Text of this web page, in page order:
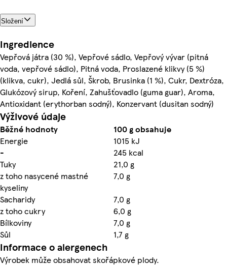
Složení
Ingredience
Vepřová játra (30 %), Vepřové sádlo, Vepřový vývar (pitná
voda, vepřové sádlo), Pitná voda, Proslazené klikvy (5 %)
(klikva, cukr), Jedlá sůl, Škrob, Brusinka (1 %), Cukr, Dextróza,
Glukózový sirup, Koření, Zahušťovadlo (guma guar), Aroma,
Antioxidant (erythorban sodný), Konzervant (dusitan sodný)
Výživové údaje
Běžné hodnoty
100 g obsahuje
Energie
1015 kJ
-
245 kcal
Tuky
21,0 g
z toho nasycené mastné
kyseliny
7,0 g
Sacharidy
7,0 g
z toho cukry
6,0 g
Bílkoviny
7,0 g
Sůl
1,7 g
Informace o alergenech
Výrobek může obsahovat skořápkové plody.